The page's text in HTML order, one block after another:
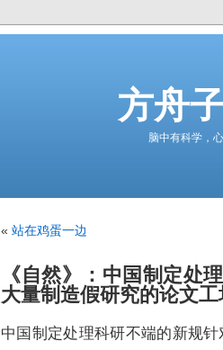
方舟
脑中有科学，
« 站在鸡蛋一边
《自然》：中国制定处
大量制造假研究的论文工
中国制定处理科研不端的新规